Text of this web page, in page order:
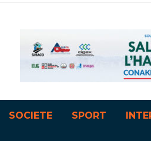
SOCIETE SPORT